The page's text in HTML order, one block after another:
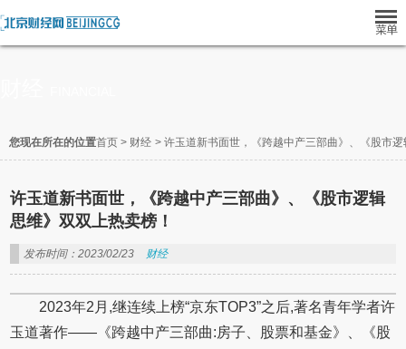
您现在所在的位置首页 > 财经 > 许玉道新书面世，《跨越中产三部曲》、《股市
许玉道新书面世，《跨越中产三部曲》、《股市逻辑
思维》双双上热卖榜！
发布时间：2023/02/23 财经
2023年2月,继连续上榜“京东TOP3”之后,著名青年学者许
玉道著作——《跨越中产三部曲:房子、股票和基金》、《股